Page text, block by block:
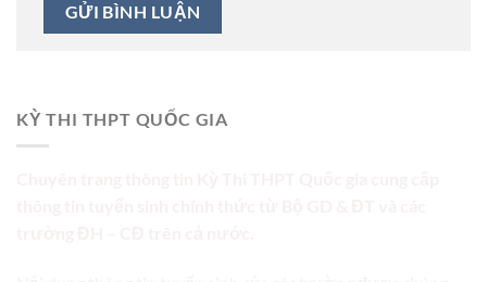
KỲ THI THPT QUỐC GIA